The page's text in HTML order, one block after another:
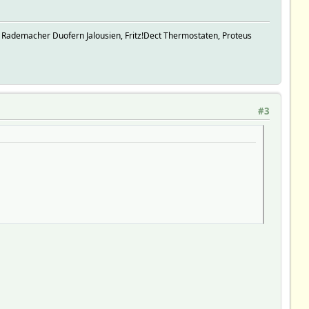
Duofern Jalousien, Fritz!Dect Thermostaten, Proteus
#3